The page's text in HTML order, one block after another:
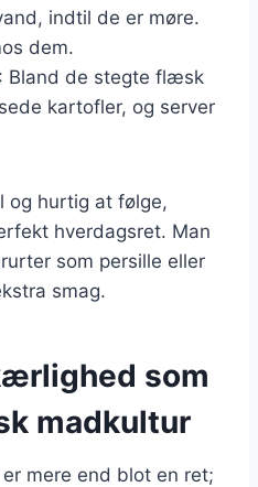
indtil de er møre.
dem.
: Bland de stegte flæsk
kartofler, og server
og hurtig at følge,
hverdagsret. Man
som persille eller
smag.
som
madkultur
mere end blot en ret;